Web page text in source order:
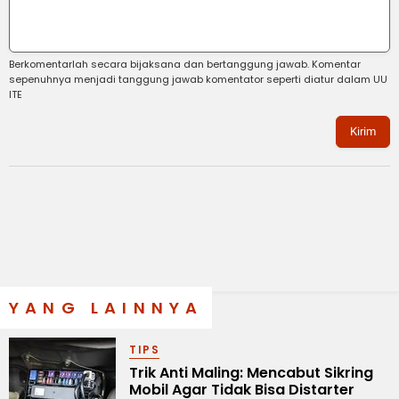
Berkomentarlah secara bijaksana dan bertanggung jawab. Komentar
sepenuhnya menjadi tanggung jawab komentator seperti diatur dalam UU
ITE
Kirim
YANG LAINNYA
TIPS
Trik Anti Maling: Mencabut Sikring
Mobil Agar Tidak Bisa Distarter